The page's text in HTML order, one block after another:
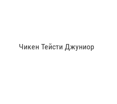
Чикен Тейсти Джуниор